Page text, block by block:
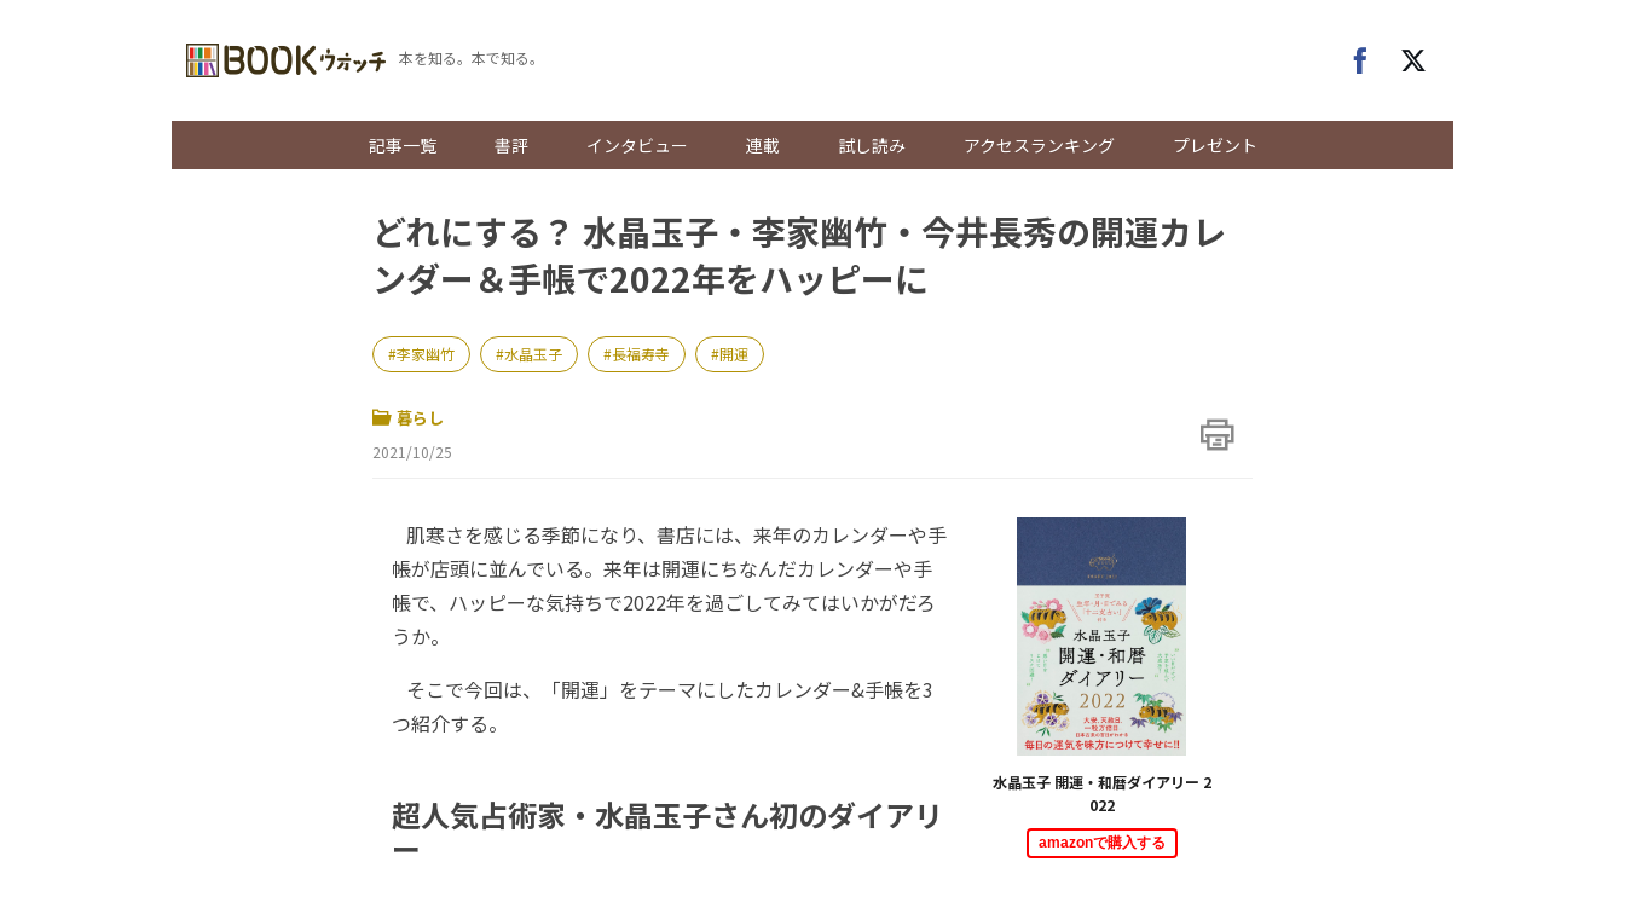
本を知る。本で知る。
記事一覧 書評 インタビュー 連載 試し読み アクセスランキング プレゼント
どれにする？ 水晶玉子・李家幽竹・今井長秀の開運カレ
ンダー＆手帳で2022年をハッピーに
李家幽竹 水晶玉子 長福寿寺 開運
暮らし
2021/10/25
水晶玉子 開運・和暦ダイアリー 2
022
amazonで購入する
肌寒さを感じる季節になり、書店には、来年のカレンダーや手
帳が店頭に並んでいる。来年は開運にちなんだカレンダーや手
帳で、ハッピーな気持ちで2022年を過ごしてみてはいかがだろ
うか。
そこで今回は、「開運」をテーマにしたカレンダー&手帳を3
つ紹介する。
超人気占術家・水晶玉子さん初のダイアリ
ー